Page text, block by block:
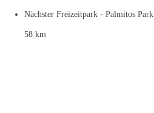
Nächster Freizeitpark - Palmitos Park
58 km